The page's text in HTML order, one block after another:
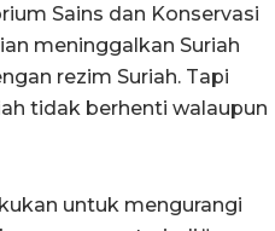
Sains dan Konservasi
meninggalkan Suriah
rezim Suriah. Tapi
tidak berhenti walaupun
untuk mengurangi